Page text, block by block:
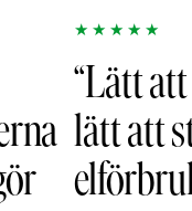
★★★★★
Lätt att
lätt att